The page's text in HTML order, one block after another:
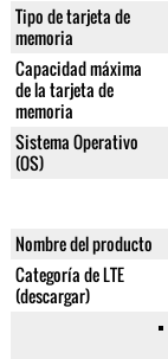
Tipo de tarjeta de
memoria
Capacidad máxima
de la tarjeta de
memoria
Sistema Operativo
(OS)
Nombre del producto
Categoría de LTE
(descargar)